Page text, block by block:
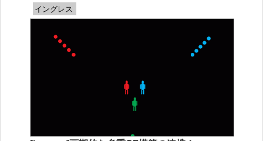
イングレス